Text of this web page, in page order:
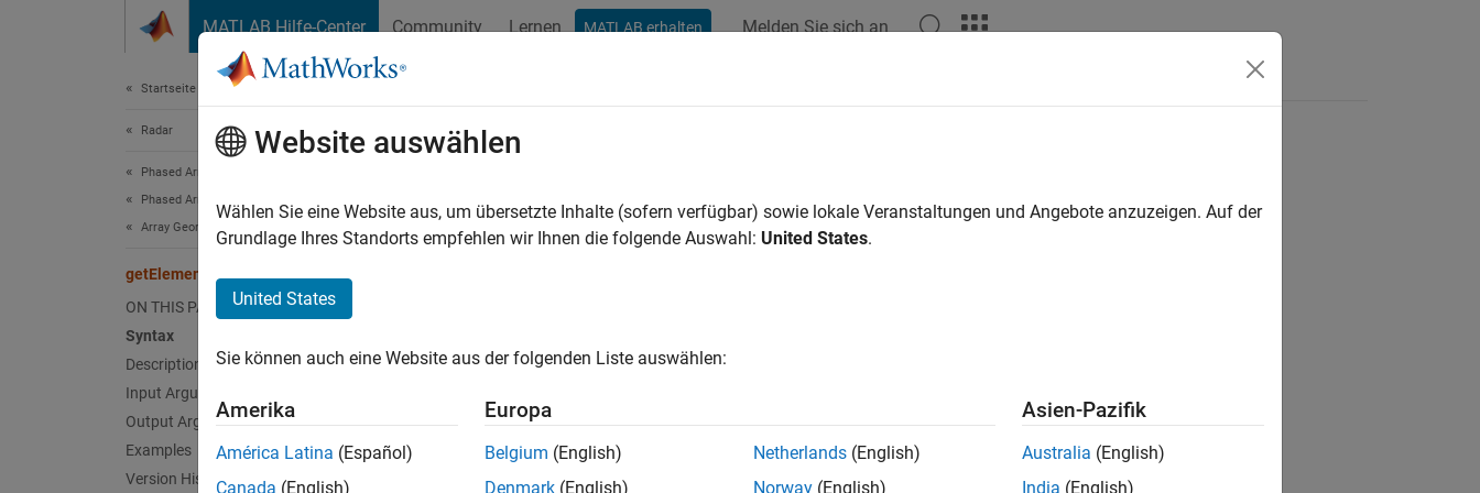
MATLAB Hilfe-Center Community Lernen MATLAB erhalten Melden Sie sich an
Startseite der Dokumentation
Radar
Phased Array System Toolbox
Phased Array Design and Analysis
Array Geometries and Analysis
getElementNormal
ON THIS PAGE
Syntax
Description
Input Arguments
Output Arguments
Examples
Version History
getElementNormal
System object: phased.ConformalArray
Namespace:phased
Syntax
normvec = getElementNormal(sConfArray)
normvec = getElementNormal(sConfArray,elemidx)
Website auswählen
Wählen Sie eine Website aus, um übersetzte Inhalte (sofern verfügbar) sowie lokale Veranstaltungen und Angebote anzuzeigen. Auf der
Grundlage Ihres Standorts empfehlen wir Ihnen die folgende Auswahl: United States.
United States
Sie können auch eine Website aus der folgenden Liste auswählen:
Amerika
América Latina (Español)
Canada (English)
Europa
Belgium (English)
Denmark (English)
Netherlands (English)
Norway (English)
Asien-Pazifik
Australia (English)
India (English)